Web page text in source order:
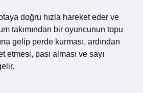
doğru hızla hareket eder ve
takımından bir oyuncunun topu
gelip perde kurması, ardından
etmesi, pası alması ve sayı